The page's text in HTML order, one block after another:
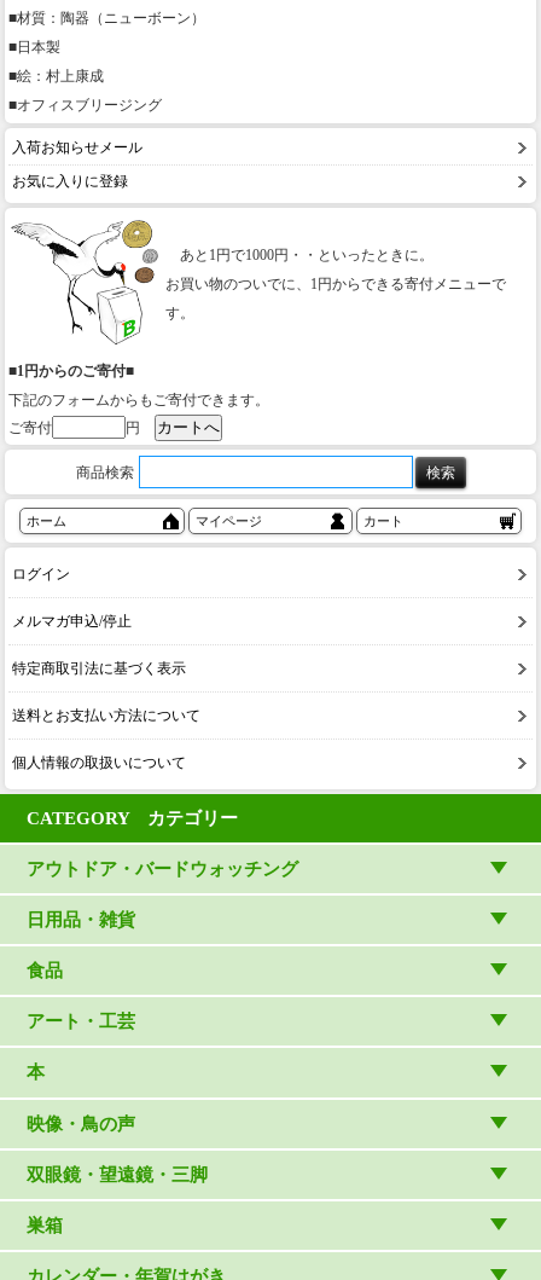
■材質：陶器（ニューボーン）
■日本製
■絵：村上康成
■オフィスブリージング
入荷お知らせメール
お気に入りに登録
あと1円で1000円・・といったときに。
お買い物のついでに、1円からできる寄付メニューで
す。
■1円からのご寄付■
下記のフォームからもご寄付できます。
ご寄付
円
商品検索
ホーム マイページ カート
ログイン
メルマガ申込/停止
特定商取引法に基づく表示
送料とお支払い方法について
個人情報の取扱いについて
CATEGORY カテゴリー
アウトドア・バードウォッチング
アウトドアウェア
アウトドア雑貨
バードウォッチング用品
日用品・雑貨
リビング・キッチン・ファッション
ゲーム・ホビー・文具
食品
食品
アート・工芸
雑貨（村上康成）
マスコット・ブローチほか
本
図鑑
読み物
写真集・ガイドブック・絵本
日本野鳥の会連携団体の出版物
映像・鳥の声
CD
DVD・ブルーレイ・ビデオ
鳴き声タッチペンなど
双眼鏡・望遠鏡・三脚
スターターセット
双眼鏡
巣箱
巣箱など
カレンダー・年賀はがき